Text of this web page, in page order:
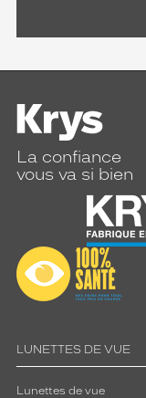
La confiance
vous va si bien
LUNETTES DE VUE
Lunettes de vue